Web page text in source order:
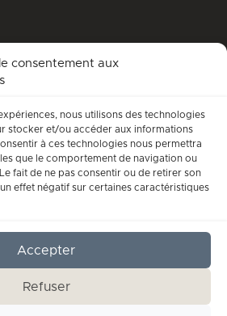
consentement aux
nous utilisons des technologies
stocker et/ou accéder aux informations
à ces technologies nous permettra
que le comportement de navigation ou
fait de ne pas consentir ou de retirer son
effet négatif sur certaines caractéristiques
Accepter
Refuser
d’utilisation